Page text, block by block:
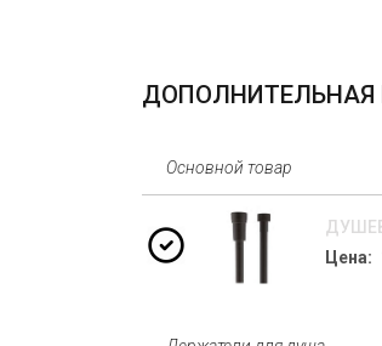
ДОПОЛНИТЕЛЬНАЯ
Основной товар
Цена: